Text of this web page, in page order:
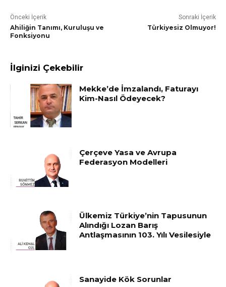
Önceki İçerik
Ahiliğin Tanımı, Kuruluşu ve
Fonksiyonu
Sonraki İçerik
Türkiyesiz Olmuyor!
İlginizi Çekebilir
Mekke’de İmzalandı, Faturayı
Kim-Nasıl Ödeyecek?
Çerçeve Yasa ve Avrupa
Federasyon Modelleri
Ülkemiz Türkiye’nin Tapusunun
Alındığı Lozan Barış
Antlaşmasının 103. Yılı Vesilesiyle
Sanayide Kök Sorunlar